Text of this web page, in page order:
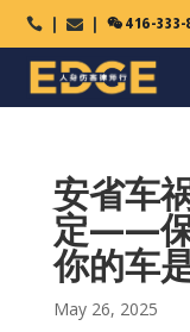
   416-333-
安省车
定——保
你的车
May 26, 2025